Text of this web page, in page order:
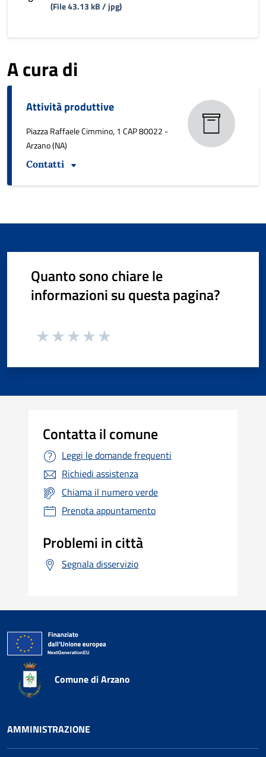
(File 43.13 kB / jpg)
A cura di
Attività produttive
Piazza Raffaele Cimmino, 1 CAP 80022 -
Arzano (NA)
Contatti
Quanto sono chiare le
informazioni su questa pagina?
Contatta il comune
Leggi le domande frequenti
Richiedi assistenza
Chiama il numero verde
Prenota appuntamento
Problemi in città
Segnala disservizio
Comune di Arzano
AMMINISTRAZIONE